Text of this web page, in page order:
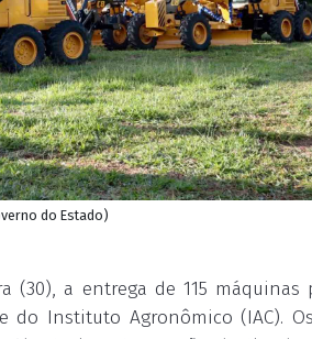
do Estado)
(30), a entrega de 115 máquinas
do Instituto Agronômico (IAC).